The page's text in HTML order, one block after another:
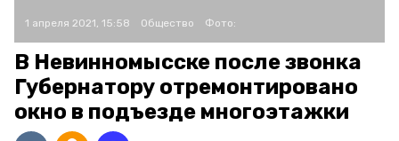
1 апреля 2021, 15:58 Общество Фото:
В Невинномысске после звонка
Губернатору отремонтировано
окно в подъезде многоэтажки